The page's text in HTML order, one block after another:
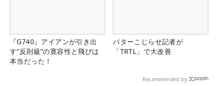
『G740』アイアンが引き出
す“反則級”の寛容性と飛びは
本当だった！
パターこじらせ記者が
「TRTL」で大改善
Recommended by